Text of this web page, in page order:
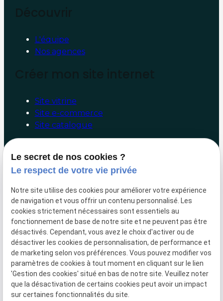
L'équipe
Nos agences
Site vitrine
Site e-commerce
Site catalogue
Audit/Conseil
Facebook/Google Ads
Référencement naturel
Marketing digital
Liens utiles
Hotline
Paiement en ligne
Mentions légales
Politique de confidentialité
Le secret de nos cookies ?
Le respect de votre vie privée
Notre site utilise des cookies pour améliorer votre expérience
de navigation et vous offrir un contenu personnalisé. Les
cookies strictement nécessaires sont essentiels au
fonctionnement de base de notre site et ne peuvent pas être
désactivés. Cependant, vous avez le choix d'activer ou de
désactiver les cookies de personnalisation, de performance et
de marketing selon vos préférences. Vous pouvez modifier vos
paramètres de cookies à tout moment en cliquant sur le lien
'Gestion des cookies' situé en bas de notre site. Veuillez noter
que la désactivation de certains cookies peut avoir un impact
sur certaines fonctionnalités du site.